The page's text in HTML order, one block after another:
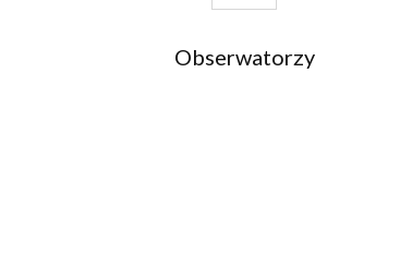
Obserwatorzy